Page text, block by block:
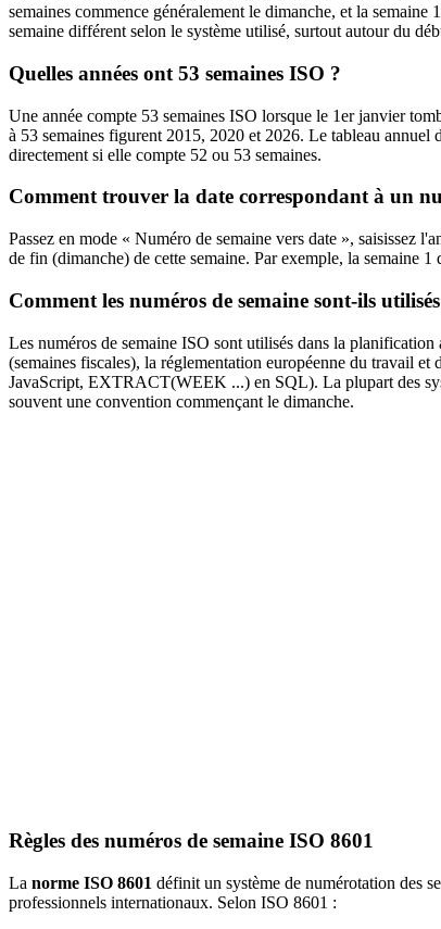
semaines commence généralement le dimanche, et la
semaine différent selon le système utilisé, surtout autour du
Quelles années ont 53 semaines ISO ?
Une année compte 53 semaines ISO lorsque le 1er janvier
à 53 semaines figurent 2015, 2020 et 2026. Le tableau annuel
directement si elle compte 52 ou 53 semaines.
Comment trouver la date correspondant à un
Passez en mode « Numéro de semaine vers date », saisissez
de fin (dimanche) de cette semaine. Par exemple, la semaine
Comment les numéros de semaine sont-ils
Les numéros de semaine ISO sont utilisés dans la
(semaines fiscales), la réglementation européenne du travail
JavaScript, EXTRACT(WEEK ...) en SQL). La plupart des
souvent une convention commençant le dimanche.
Règles des numéros de semaine ISO 8601
La norme ISO 8601 définit un système de numérotation des
professionnels internationaux. Selon ISO 8601 :